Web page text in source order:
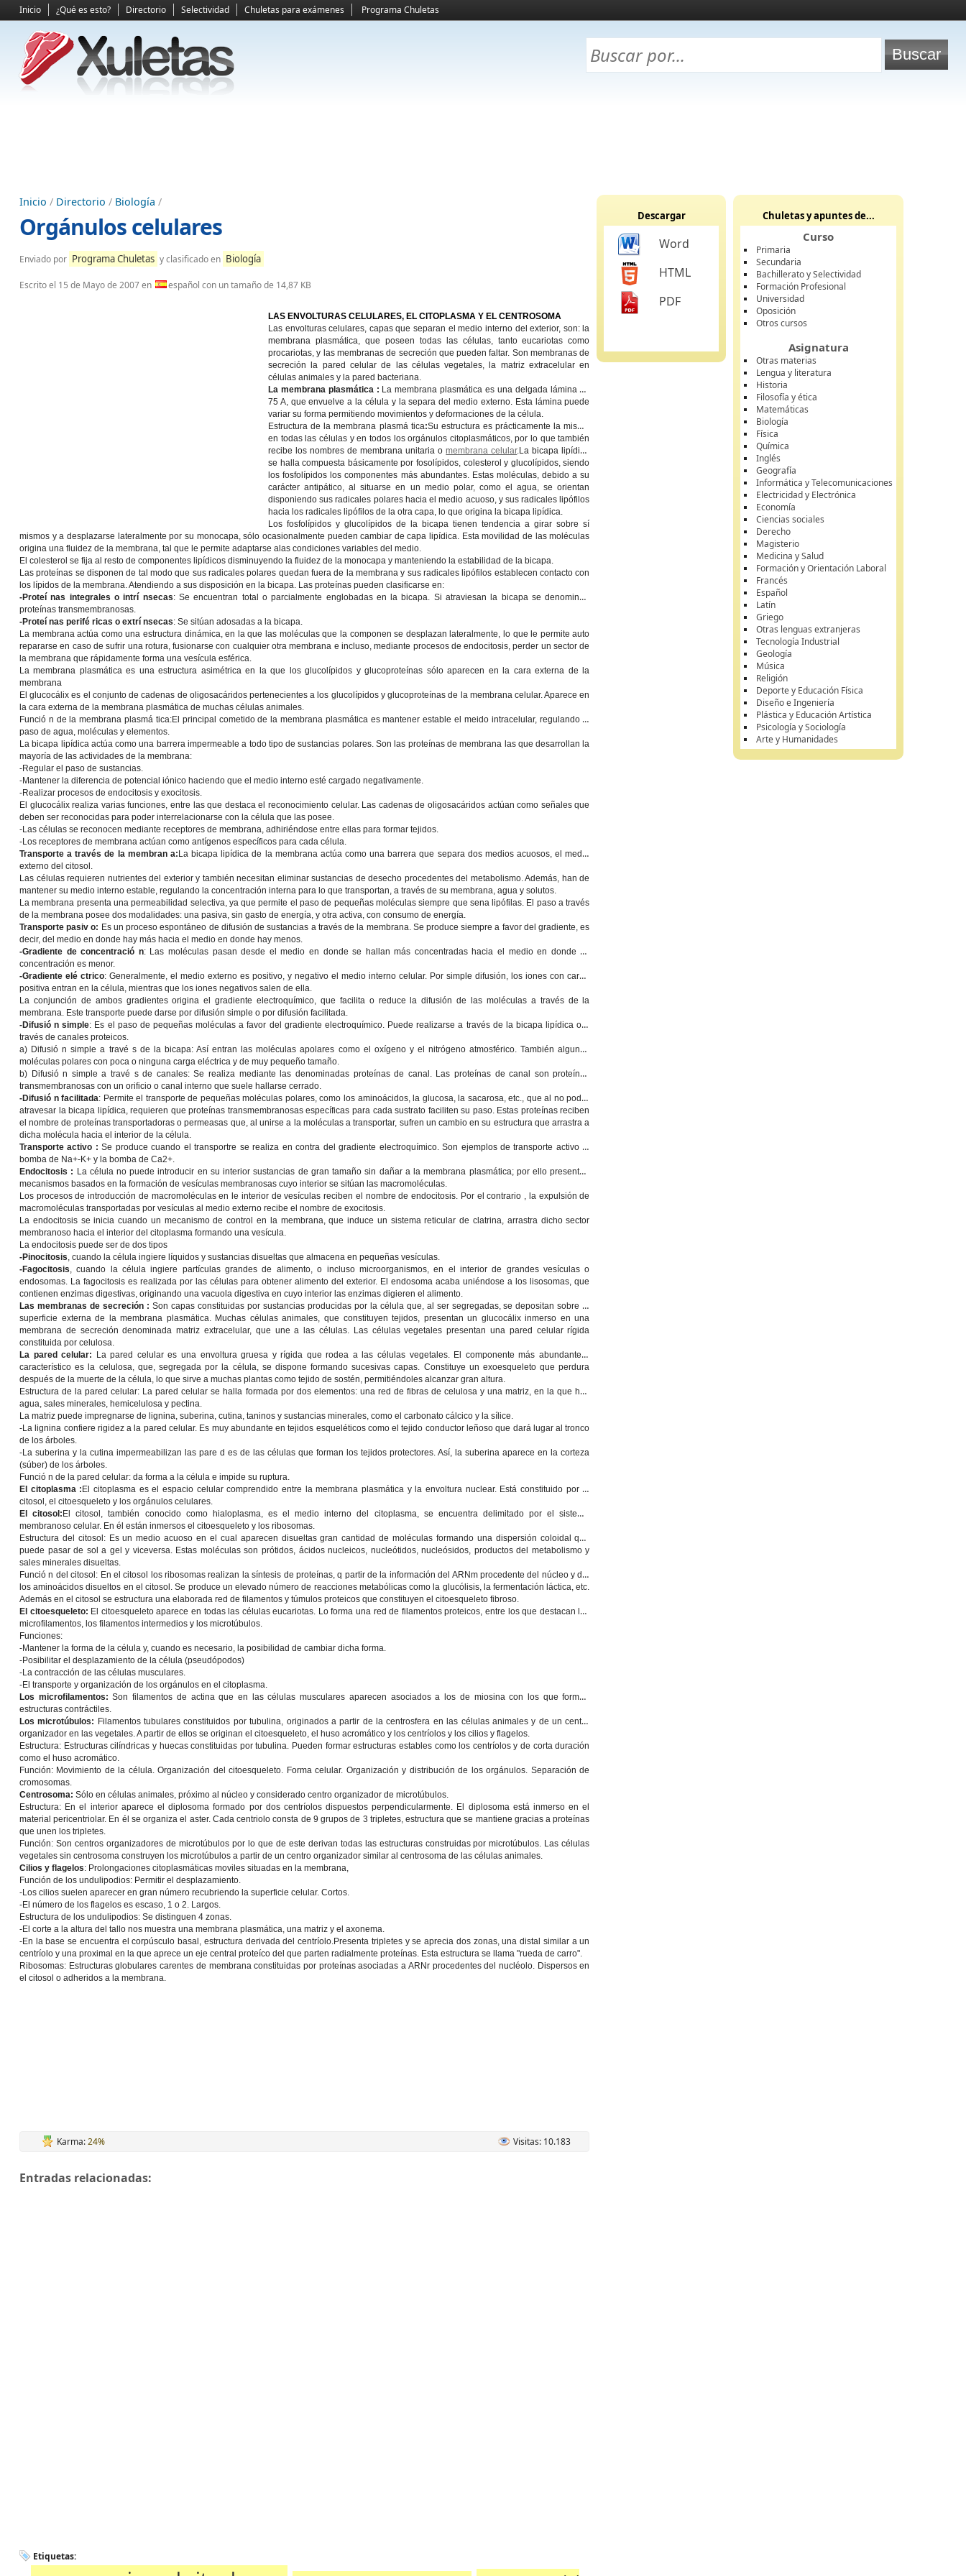
Inicio ¿Qué es esto? Directorio Selectividad Chuletas para exámenes Programa Chuletas
Inicio / Directorio / Biología /
Orgánulos celulares
Enviado por Programa Chuletas y clasificado en Biología
Escrito el 15 de Mayo de 2007en español con un tamaño de 14,87 KB
LAS ENVOLTURAS CELULARES, EL CITOPLASMA Y EL CENTROSOMA
Las envolturas celulares, capas que separan el medio interno del exterior, son: la
membrana plasmática, que poseen todas las células, tanto eucariotas como
procariotas, y las membranas de secreción que pueden faltar. Son membranas de
secreción la pared celular de las células vegetales, la matriz extracelular en
células animales y la pared bacteriana.
La membrana plasmática : La membrana plasmática es una delgada lámina de
75 A, que envuelve a la célula y la separa del medio externo. Esta lámina puede
variar su forma permitiendo movimientos y deformaciones de la célula.
Estructura de la membrana plasmá tica:Su estructura es prácticamente la misma
en todas las células y en todos los orgánulos citoplasmáticos, por lo que también
recibe los nombres de membrana unitaria omembrana celular.La bicapa lipídica
se halla compuesta básicamente por fosolípidos, colesterol y glucolípidos, siendo
los fosfolípidos los componentes más abundantes. Estas moléculas, debido a su
carácter antipático, al situarse en un medio polar, como el agua, se orientan
disponiendo sus radicales polares hacia el medio acuoso, y sus radicales lipófilos
hacia los radicales lipófilos de la otra capa, lo que origina la bicapa lipídica.
Los fosfolípidos y glucolípidos de la bicapa tienen tendencia a girar sobre sí
mismos y a desplazarse lateralmente por su monocapa, sólo ocasionalmente pueden cambiar de capa lipídica. Esta movilidad de las moléculas
origina una fluidez de la membrana, tal que le permite adaptarse alas condiciones variables del medio.
El colesterol se fija al resto de componentes lipídicos disminuyendo la fluidez de la monocapa y manteniendo la estabilidad de la bicapa.
Las proteínas se disponen de tal modo que sus radicales polares quedan fuera de la membrana y sus radicales lipófilos establecen contacto con
los lípidos de la membrana. Atendiendo a sus disposición en la bicapa. Las proteínas pueden clasificarse en:
-Proteí nas integrales o intrí nsecas: Se encuentran total o parcialmente englobadas en la bicapa. Si atraviesan la bicapa se denominan
proteínas transmembranosas.
-Proteí nas perifé ricas o extrí nsecas: Se sitúan adosadas a la bicapa.
La membrana actúa como una estructura dinámica, en la que las moléculas que la componen se desplazan lateralmente, lo que le permite auto
repararse en caso de sufrir una rotura, fusionarse con cualquier otra membrana e incluso, mediante procesos de endocitosis, perder un sector de
la membrana que rápidamente forma una vesícula esférica.
La membrana plasmática es una estructura asimétrica en la que los glucolípidos y glucoproteínas sólo aparecen en la cara externa de la
membrana
El glucocálix es el conjunto de cadenas de oligosacáridos pertenecientes a los glucolípidos y glucoproteínas de la membrana celular. Aparece en
la cara externa de la membrana plasmática de muchas células animales.
Funció n de la membrana plasmá tica:El principal cometido de la membrana plasmática es mantener estable el meido intracelular, regulando el
paso de agua, moléculas y elementos.
La bicapa lipídica actúa como una barrera impermeable a todo tipo de sustancias polares. Son las proteínas de membrana las que desarrollan la
mayoría de las actividades de la membrana:
-Regular el paso de sustancias.
-Mantener la diferencia de potencial iónico haciendo que el medio interno esté cargado negativamente.
-Realizar procesos de endocitosis y exocitosis.
El glucocálix realiza varias funciones, entre las que destaca el reconocimiento celular. Las cadenas de oligosacáridos actúan como señales que
deben ser reconocidas para poder interrelacionarse con la célula que las posee.
-Las células se reconocen mediante receptores de membrana, adhiriéndose entre ellas para formar tejidos.
-Los receptores de membrana actúan como antígenos específicos para cada célula.
Transporte a través de la membran a: La bicapa lipídica de la membrana actúa como una barrera que separa dos medios acuosos, el medio
externo del citosol.
Las células requieren nutrientes del exterior y también necesitan eliminar sustancias de desecho procedentes del metabolismo. Además, han de
mantener su medio interno estable, regulando la concentración interna para lo que transportan, a través de su membrana, agua y solutos.
La membrana presenta una permeabilidad selectiva, ya que permite el paso de pequeñas moléculas siempre que sena lipófilas. El paso a través
de la membrana posee dos modalidades: una pasiva, sin gasto de energía, y otra activa, con consumo de energía.
Transporte pasiv o: Es un proceso espontáneo de difusión de sustancias a través de la membrana. Se produce siempre a favor del gradiente, es
decir, del medio en donde hay más hacia el medio en donde hay menos.
-Gradiente de concentració n: Las moléculas pasan desde el medio en donde se hallan más concentradas hacia el medio en donde su
concentración es menor.
-Gradiente elé ctrico: Generalmente, el medio externo es positivo, y negativo el medio interno celular. Por simple difusión, los iones con carga
positiva entran en la célula, mientras que los iones negativos salen de ella.
La conjunción de ambos gradientes origina el gradiente electroquímico, que facilita o reduce la difusión de las moléculas a través de la
membrana. Este transporte puede darse por difusión simple o por difusión facilitada.
-Difusió n simple: Es el paso de pequeñas moléculas a favor del gradiente electroquímico. Puede realizarse a través de la bicapa lipídica o a
través de canales proteicos.
a) Difusió n simple a travé s de la bicapa: Así entran las moléculas apolares como el oxígeno y el nitrógeno atmosférico. También algunas
moléculas polares con poca o ninguna carga eléctrica y de muy pequeño tamaño.
b) Difusió n simple a travé s de canales: Se realiza mediante las denominadas proteínas de canal. Las proteínas de canal son proteínas
transmembranosas con un orificio o canal interno que suele hallarse cerrado.
-Difusió n facilitada: Permite el transporte de pequeñas moléculas polares, como los aminoácidos, la glucosa, la sacarosa, etc., que al no poder
atravesar la bicapa lipídica, requieren que proteínas transmembranosas específicas para cada sustrato faciliten su paso. Estas proteínas reciben
el nombre de proteínas transportadoras o permeasas que, al unirse a la moléculas a transportar, sufren un cambio en su estructura que arrastra a
dicha molécula hacia el interior de la célula.
Transporte activo : Se produce cuando el transportre se realiza en contra del gradiente electroquímico. Son ejemplos de transporte activo la
bomba de Na+-K+ y la bomba de Ca2+.
Endocitosis : La célula no puede introducir en su interior sustancias de gran tamaño sin dañar a la membrana plasmática; por ello presentan
mecanismos basados en la formación de vesículas membranosas cuyo interior se sitúan las macromoléculas.
Los procesos de introducción de macromoléculas en le interior de vesículas reciben el nombre de endocitosis. Por el contrario , la expulsión de
macromoléculas transportadas por vesículas al medio externo recibe el nombre de exocitosis.
La endocitosis se inicia cuando un mecanismo de control en la membrana, que induce un sistema reticular de clatrina, arrastra dicho sector
membranoso hacia el interior del citoplasma formando una vesícula.
La endocitosis puede ser de dos tipos
-Pinocitosis, cuando la célula ingiere líquidos y sustancias disueltas que almacena en pequeñas vesículas.
-Fagocitosis, cuando la célula ingiere partículas grandes de alimento, o incluso microorganismos, en el interior de grandes vesículas o
endosomas. La fagocitosis es realizada por las células para obtener alimento del exterior. El endosoma acaba uniéndose a los lisosomas, que
contienen enzimas digestivas, originando una vacuola digestiva en cuyo interior las enzimas digieren el alimento.
Las membranas de secreción : Son capas constituidas por sustancias producidas por la célula que, al ser segregadas, se depositan sobre la
superficie externa de la membrana plasmática. Muchas células animales, que constituyen tejidos, presentan un glucocálix inmerso en una
membrana de secreción denominada matriz extracelular, que une a las células. Las células vegetales presentan una pared celular rígida
constituida por celulosa.
La pared celular: La pared celular es una envoltura gruesa y rígida que rodea a las células vegetales. El componente más abundante y
característico es la celulosa, que, segregada por la célula, se dispone formando sucesivas capas. Constituye un exoesqueleto que perdura
después de la muerte de la célula, lo que sirve a muchas plantas como tejido de sostén, permitiéndoles alcanzar gran altura.
Estructura de la pared celular: La pared celular se halla formada por dos elementos: una red de fibras de celulosa y una matriz, en la que hay
agua, sales minerales, hemicelulosa y pectina.
La matriz puede impregnarse de lignina, suberina, cutina, taninos y sustancias minerales, como el carbonato cálcico y la sílice.
-La lignina confiere rigidez a la pared celular. Es muy abundante en tejidos esqueléticos como el tejido conductor leñoso que dará lugar al tronco
de los árboles.
-La suberina y la cutina impermeabilizan las pare d es de las células que forman los tejidos protectores. Así, la suberina aparece en la corteza
(súber) de los árboles.
Funció n de la pared celular: da forma a la célula e impide su ruptura.
El citoplasma : El citoplasma es el espacio celular comprendido entre la membrana plasmática y la envoltura nuclear. Está constituido por el
citosol, el citoesqueleto y los orgánulos celulares.
El citosol: El citosol, también conocido como hialoplasma, es el medio interno del citoplasma, se encuentra delimitado por el sistema
membranoso celular. En él están inmersos el citoesqueleto y los ribosomas.
Estructura del citosol:Es un medio acuoso en el cual aparecen disueltas gran cantidad de moléculas formando una dispersión coloidal que
puede pasar de sol a gel y viceversa. Estas moléculas son prótidos, ácidos nucleicos, nucleótidos, nucleósidos, productos del metabolismo y
sales minerales disueltas.
Funció n del citosol : En el citosol los ribosomas realizan la síntesis de proteínas, q partir de la información del ARNm procedente del núcleo y del
los aminoácidos disueltos en el citosol. Se produce un elevado número de reacciones metabólicas como la glucólisis, la fermentación láctica, etc.
Además en el citosol se estructura una elaborada red de filamentos y túmulos proteicos que constituyen el citoesqueleto fibroso.
El citoesqueleto: El citoesqueleto aparece en todas las células eucariotas. Lo forma una red de filamentos proteicos, entre los que destacan los
microfilamentos, los filamentos intermedios y los microtúbulos.
Funciones:
-Mantener la forma de la célula y, cuando es necesario, la posibilidad de cambiar dicha forma.
-Posibilitar el desplazamiento de la célula (pseudópodos)
-La contracción de las células musculares.
-El transporte y organización de los orgánulos en el citoplasma.
Los microfilamentos: Son filamentos de actina que en las células musculares aparecen asociados a los de miosina con los que forman
estructuras contráctiles.
Los microtúbulos: Filamentos tubulares constituidos por tubulina, originados a partir de la centrosfera en las células animales y de un centro
organizador en las vegetales. A partir de ellos se originan el citoesqueleto, el huso acromático y los centríolos y los cilios y flagelos.
Estructura: Estructuras cilíndricas y huecas constituidas por tubulina. Pueden formar estructuras estables como los centríolos y de corta duración
como el huso acromático.
Función: Movimiento de la célula. Organización del citoesqueleto. Forma celular. Organización y distribución de los orgánulos. Separación de
cromosomas.
Centrosoma: Sólo en células animales, próximo al núcleo y considerado centro organizador de microtúbulos.
Estructura: En el interior aparece el diplosoma formado por dos centríolos dispuestos perpendicularmente. El diplosoma está inmerso en el
material pericentriolar. En él se organiza el aster. Cada centriolo consta de 9 grupos de 3 tripletes, estructura que se mantiene gracias a proteínas
que unen los tripletes.
Función: Son centros organizadores de microtúbulos por lo que de este derivan todas las estructuras construidas por microtúbulos. Las células
vegetales sin centrosoma construyen los microtúbulos a partir de un centro organizador similar al centrosoma de las células animales.
Cilios y flagelos: Prolongaciones citoplasmáticas moviles situadas en la membrana,
Función de los undulipodios: Permitir el desplazamiento.
-Los cilios suelen aparecer en gran número recubriendo la superficie celular. Cortos.
-El número de los flagelos es escaso, 1 o 2. Largos.
Estructura de los undulipodios: Se distinguen 4 zonas.
-El corte a la altura del tallo nos muestra una membrana plasmática, una matriz y el axonema.
-En la base se encuentra el corpúsculo basal, estructura derivada del centríolo.Presenta tripletes y se aprecia dos zonas, una distal similar a un
centríolo y una proximal en la que aprece un eje central proteíco del que parten radialmente proteínas. Esta estructura se llama "rueda de carro".
Ribosomas: Estructuras globulares carentes de membrana constituidas por proteínas asociadas a ARNr procedentes del nucléolo. Dispersos en
el citosol o adheridos a la membrana.
Karma:24% Visitas: 10.183
Entradas relacionadas:
Etiquetas:
Descargar
Word
HTML
PDF
Chuletas y apuntes de...
Curso
Primaria
Secundaria
Bachillerato y Selectividad
Formación Profesional
Universidad
Oposición
Otros cursos
Asignatura
Otras materias
Lengua y literatura
Historia
Filosofía y ética
Matemáticas
Biología
Física
Química
Inglés
Geografía
Informática y Telecomunicaciones
Electricidad y Electrónica
Economía
Ciencias sociales
Derecho
Magisterio
Medicina y Salud
Formación y Orientación Laboral
Francés
Español
Latín
Griego
Otras lenguas extranjeras
Tecnología Industrial
Geología
Música
Religión
Deporte y Educación Física
Diseño e Ingeniería
Plástica y Educación Artística
Psicología y Sociología
Arte y Humanidades